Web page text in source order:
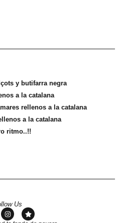
y butifarra negra
a la catalana
rellenos a la catalana
a la catalana
ritmo..!!
Us